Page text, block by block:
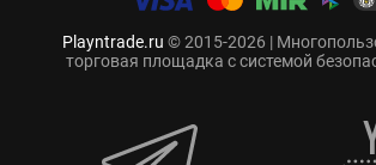
Playntrade.ru © 2015-2026 |
торговая площадка с системой